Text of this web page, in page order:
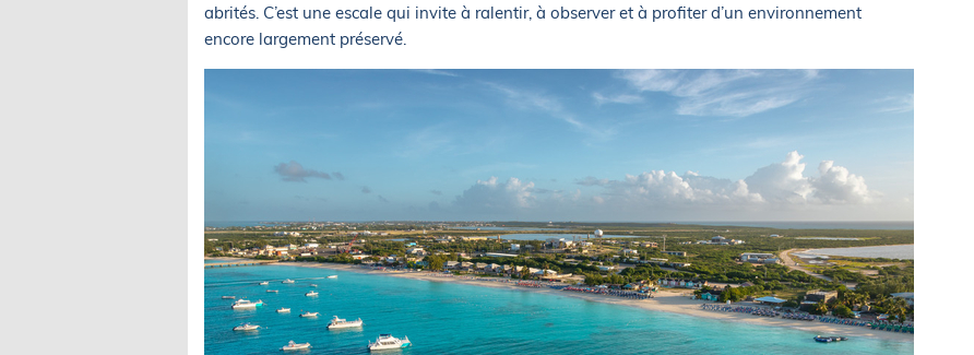
abrités. C’est une escale qui invite à ralentir, à observer et à profiter d’un environnement
encore largement préservé.